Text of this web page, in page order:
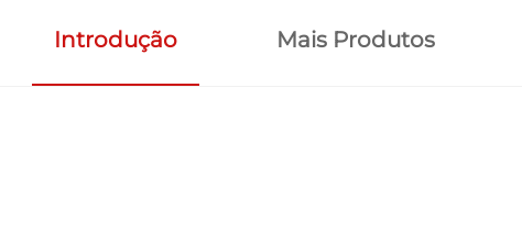
Introdução Mais Produtos